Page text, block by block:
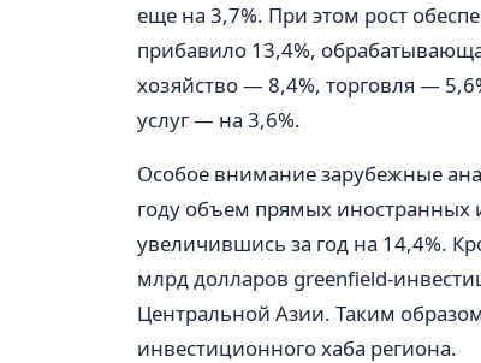
еще на 3,7%. При этом рост
прибавило 13,4%,
хозяйство — 8,4%, торговля —
услуг — на 3,6%.
Особое внимание зарубежные
году объем прямых иностранных
увеличившись за год на 14,4%.
млрд долларов greenfield-
Центральной Азии. Таким
инвестиционного хаба региона.